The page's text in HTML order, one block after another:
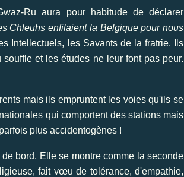
Ru aura pour habitude de déclarer
Chleuhs enfilaient la Belgique pour nous
Intellectuels, les Savants de la fratrie. Ils
et les études ne leur font pas peur.
mais ils empruntent les voies qu'ils se
qui comportent des stations mais
plus accidentogènes !
bord. Elle se montre comme la seconde
fait vœu de tolérance, d'empathie,